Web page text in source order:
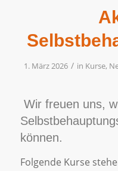
1. März 2026 / in Kurse,
Wir freuen uns,
können.
Folgende Kurse